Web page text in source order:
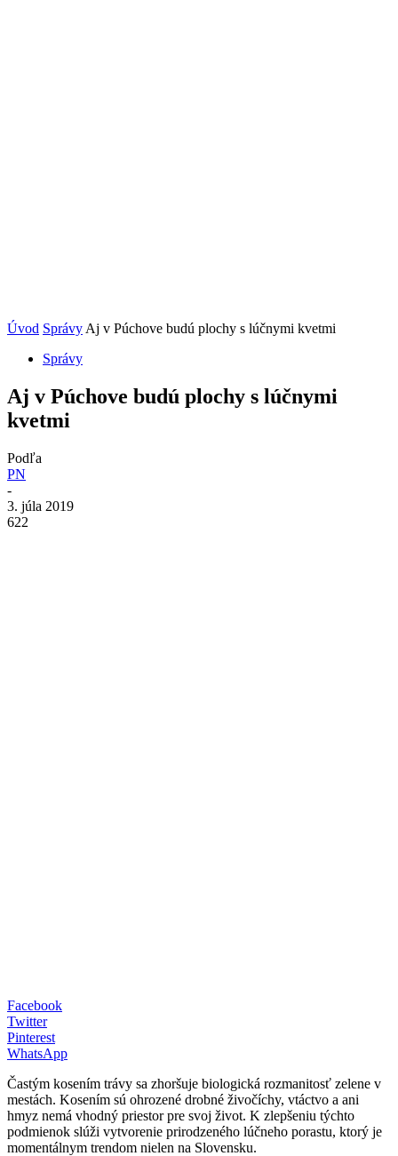
Úvod Správy Aj v Púchove budú plochy s lúčnymi kvetmi
Správy
Aj v Púchove budú plochy s lúčnymi
kvetmi
Podľa
PN
-
3. júla 2019
622
Facebook
Twitter
Pinterest
WhatsApp
Častým kosením trávy sa zhoršuje biologická rozmanitosť zelene v
mestách. Kosením sú ohrozené drobné živočíchy, vtáctvo a ani
hmyz nemá vhodný priestor pre svoj život. K zlepšeniu týchto
podmienok slúži vytvorenie prirodzeného lúčneho porastu, ktorý je
momentálnym trendom nielen na Slovensku.